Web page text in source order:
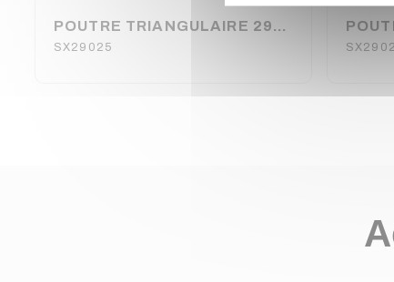
POUTRE TRIANGULAIRE 290 ALU 0,25 METRE ASD
SX29025